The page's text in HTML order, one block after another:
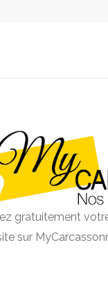
gratuitement
sur